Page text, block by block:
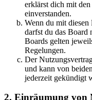
erklärst dich mit
einverstanden.
Wenn du mit diesen
darfst du das Board
Boards gelten
Regelungen.
Der
und kann von
jederzeit gekündigt
2. Einräumung von